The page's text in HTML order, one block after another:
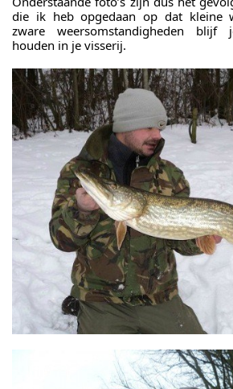
die ik heb opgedaan op dat kleine
zware weersomstandigheden blijf
houden in je visserij.